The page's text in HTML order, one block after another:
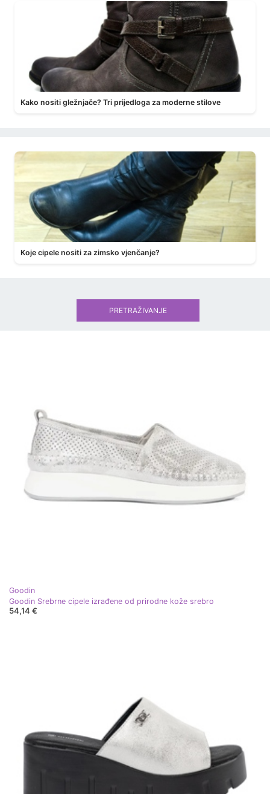
Kako nositi gležnjače? Tri prijedloga za moderne stilove
Koje cipele nositi za zimsko vjenčanje?
Goodin
Goodin Srebrne cipele izrađene od prirodne kože srebro
54,14 €
PRETRAŽIVANJE